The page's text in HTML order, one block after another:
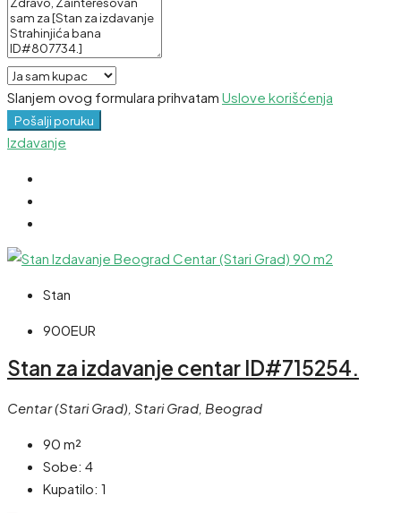
Slanjem ovog formulara prihvatam Uslove korišćenja
Pošalji poruku
Izdavanje
Stan
900EUR
Stan za izdavanje centar ID#715254.
Centar (Stari Grad), Stari Grad, Beograd
90 m²
Sobe: 4
Kupatilo: 1